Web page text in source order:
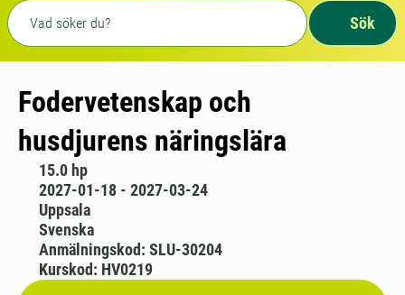
Fritext sökning
Sök
Fodervetenskap och
husdjurens näringslära
15.0 hp
2027-01-18 - 2027-03-24
Uppsala
Svenska
Anmälningskod: SLU-30204
Kurskod: HV0219